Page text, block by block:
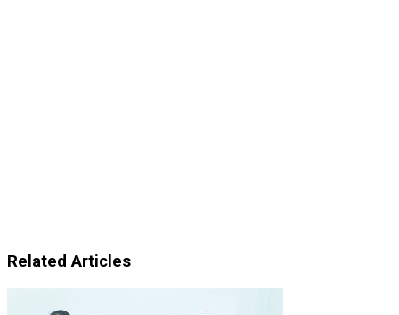
Related Articles